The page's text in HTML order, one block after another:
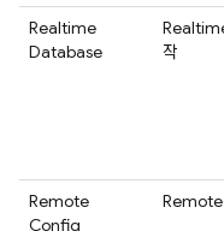
Realtime
Database
작
Remote
Config